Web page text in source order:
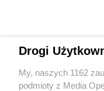
otwarty. „Po 62
»swój« sąd”
Wydawca mediów
Drogi
My, naszych 1162
podmioty z Media